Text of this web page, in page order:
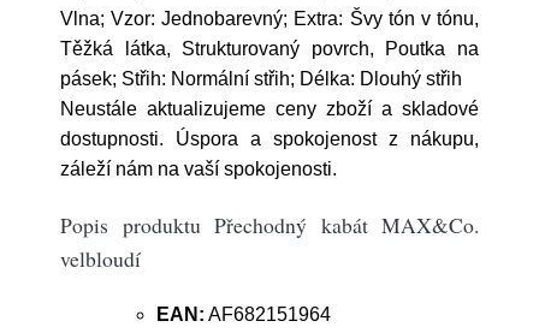
Vlna; Vzor: Jednobarevný; Extra: Švy tón v tónu,
Těžká látka, Strukturovaný povrch, Poutka na
pásek; Střih: Normální střih; Délka: Dlouhý střih
Neustále aktualizujeme ceny zboží a skladové
dostupnosti. Úspora a spokojenost z nákupu,
záleží nám na vaší spokojenosti.
Popis produktu Přechodný kabát MAX&Co.
velbloudí
EAN: AF682151964